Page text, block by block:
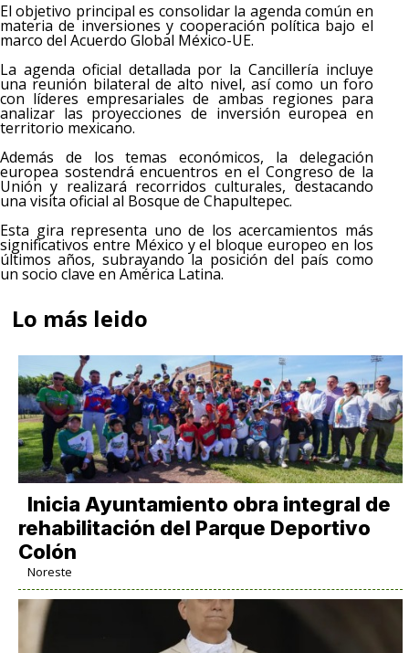
El objetivo principal es consolidar la agenda común en
materia de inversiones y cooperación política bajo el
marco del Acuerdo Global México-UE.
La agenda oficial detallada por la Cancillería incluye
una reunión bilateral de alto nivel, así como un foro
con líderes empresariales de ambas regiones para
analizar las proyecciones de inversión europea en
territorio mexicano.
Además de los temas económicos, la delegación
europea sostendrá encuentros en el Congreso de la
Unión y realizará recorridos culturales, destacando
una visita oficial al Bosque de Chapultepec.
Esta gira representa uno de los acercamientos más
significativos entre México y el bloque europeo en los
últimos años, subrayando la posición del país como
un socio clave en América Latina.
Lo más leido
Inicia Ayuntamiento obra integral de
rehabilitación del Parque Deportivo
Colón
Noreste